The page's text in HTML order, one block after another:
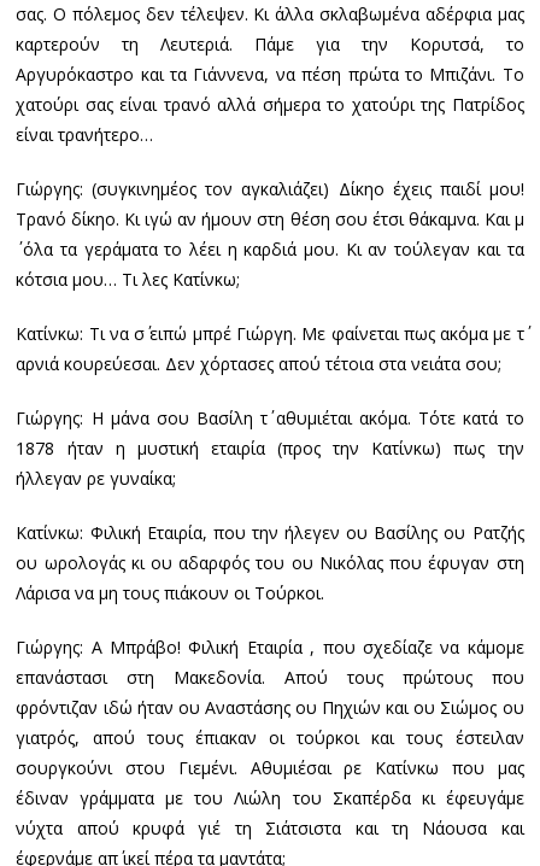
σας. Ο πόλεμος δεν τέλεψεν. Κι άλλα σκλαβωμένα αδέρφια μας
καρτερούν τη Λευτεριά. Πάμε για την Κορυτσά, το
Αργυρόκαστρο και τα Γιάννενα, να πέση πρώτα το Μπιζάνι. Το
χατούρι σας είναι τρανό αλλά σήμερα το χατούρι της Πατρίδος
είναι τρανήτερο…
Γιώργης: (συγκινημέος τον αγκαλιάζει) Δίκηο έχεις παιδί μου!
Τρανό δίκηο. Κι ιγώ αν ήμουν στη θέση σου έτσι θάκαμνα. Και μ
΄ όλα τα γεράματα το λέει η καρδιά μου. Κι αν τούλεγαν και τα
κότσια μου… Τι λες Κατίνκω;
Κατίνκω: Τι να σ΄ ειπώ μπρέ Γιώργη. Με φαίνεται πως ακόμα με τ΄
αρνιά κουρεύεσαι. Δεν χόρτασες απού τέτοια στα νειάτα σου;
Γιώργης: Η μάνα σου Βασίλη τ΄ αθυμιέται ακόμα. Τότε κατά το
1878 ήταν η μυστική εταιρία (προς την Κατίνκω) πως την
ήλλεγαν ρε γυναίκα;
Κατίνκω: Φιλική Εταιρία, που την ήλεγεν ου Βασίλης ου Ρατζής
ου ωρολογάς κι ου αδαρφός του ου Νικόλας που έφυγαν στη
Λάρισα να μη τους πιάκουν οι Τούρκοι.
Γιώργης: Α Μπράβο! Φιλική Εταιρία , που σχεδίαζε να κάμομε
επανάστασι στη Μακεδονία. Απού τους πρώτους που
φρόντιζαν ιδώ ήταν ου Αναστάσης ου Πηχιών και ου Σιώμος ου
γιατρός, απού τους έπιακαν οι τούρκοι και τους έστειλαν
σουργκούνι στου Γιεμένι. Αθυμιέσαι ρε Κατίνκω που μας
έδιναν γράμματα με του Λιώλη του Σκαπέρδα κι έφευγάμε
νύχτα απού κρυφά γιέ τη Σιάτσιστα και τη Νάουσα και
έφερνάμε απ΄ ικεί πέρα τα μαντάτα;